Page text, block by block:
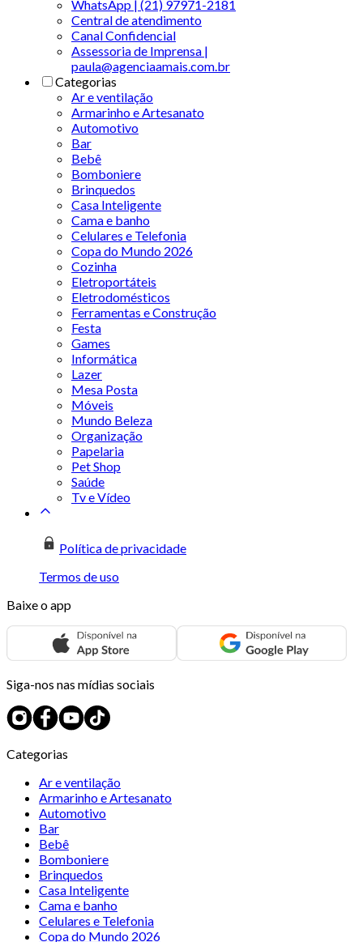
WhatsApp | (21) 97971-2181
Central de atendimento
Canal Confidencial
Assessoria de Imprensa |
paula@agenciaamais.com.br
Categorias
Ar e ventilação
Armarinho e Artesanato
Automotivo
Bar
Bebê
Bomboniere
Brinquedos
Casa Inteligente
Cama e banho
Celulares e Telefonia
Copa do Mundo 2026
Cozinha
Eletroportáteis
Eletrodomésticos
Ferramentas e Construção
Festa
Games
Informática
Lazer
Mesa Posta
Móveis
Mundo Beleza
Organização
Papelaria
Pet Shop
Saúde
Tv e Vídeo
Política de privacidade
Termos de uso
Baixe o app
Siga-nos nas mídias sociais
Categorias
Ar e ventilação
Armarinho e Artesanato
Automotivo
Bar
Bebê
Bomboniere
Brinquedos
Casa Inteligente
Cama e banho
Celulares e Telefonia
Copa do Mundo 2026